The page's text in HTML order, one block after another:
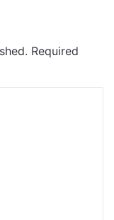
Required